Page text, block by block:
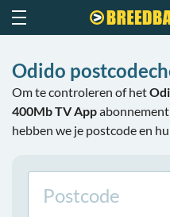
Odido
Om te controleren of het
400Mb TV App
hebben we je postcode en